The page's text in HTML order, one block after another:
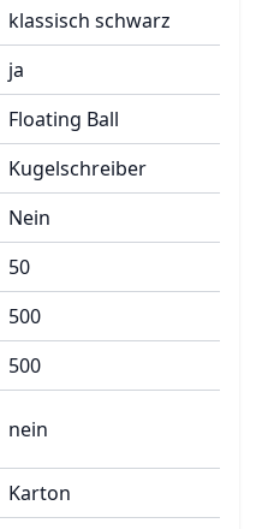
klassisch schwarz
ja
Floating Ball
Kugelschreiber
Nein
50
500
500
nein
Karton